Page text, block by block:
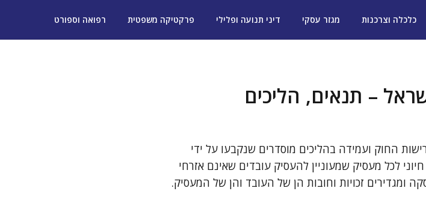
כלכלה וצרכנות מגזר עסקי דיני תנועה ופלילי פרקטיקה משפטית רפואה וספורט
– תנאים, הליכים
החוק ועמידה בהליכים מוסדרים שנקבעו על ידי
לכל מעסיק שמעוניין להעסיק עובדים שאינם אזרחי
ומגדירים זכויות וחובות הן של העובד והן של המעסיק.